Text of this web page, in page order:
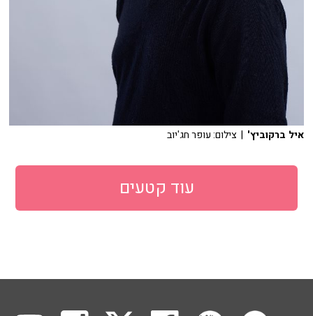
איל ברקוביץ' | צילום: עופר חג'יוב
עוד קטעים